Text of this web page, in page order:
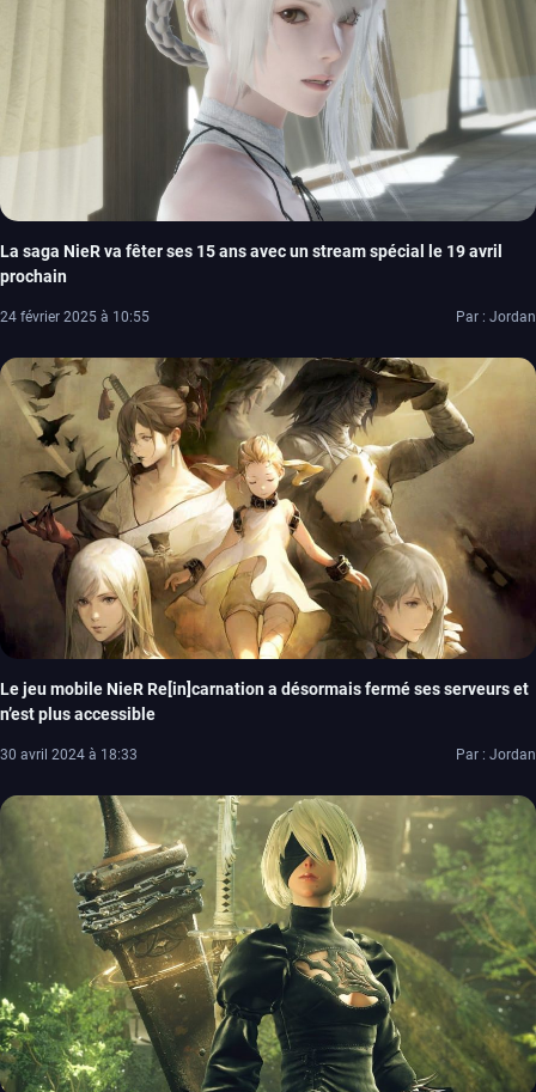
La saga NieR va fêter ses 15 ans avec un stream spécial le 19 avril
prochain
24 février 2025 à 10:55 Par : Jordan
Le jeu mobile NieR Re[in]carnation a désormais fermé ses serveurs et
n’est plus accessible
30 avril 2024 à 18:33 Par : Jordan